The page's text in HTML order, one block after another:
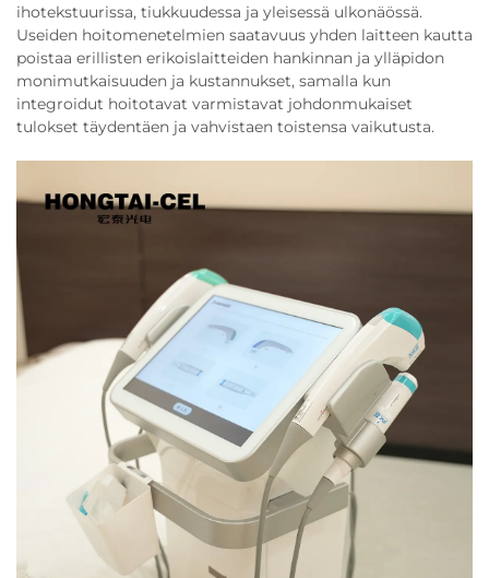
ihotekstuurissa, tiukkuudessa ja yleisessä ulkonäössä.
Useiden hoitomenetelmien saatavuus yhden laitteen kautta
poistaa erillisten erikoislaitteiden hankinnan ja ylläpidon
monimutkaisuuden ja kustannukset, samalla kun
integroidut hoitotavat varmistavat johdonmukaiset
tulokset täydentäen ja vahvistaen toistensa vaikutusta.